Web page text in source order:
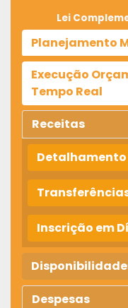
Lei
Planejamento
Execução
Tempo Real
Receitas
Detalhamento
Inscrição em
Despesas